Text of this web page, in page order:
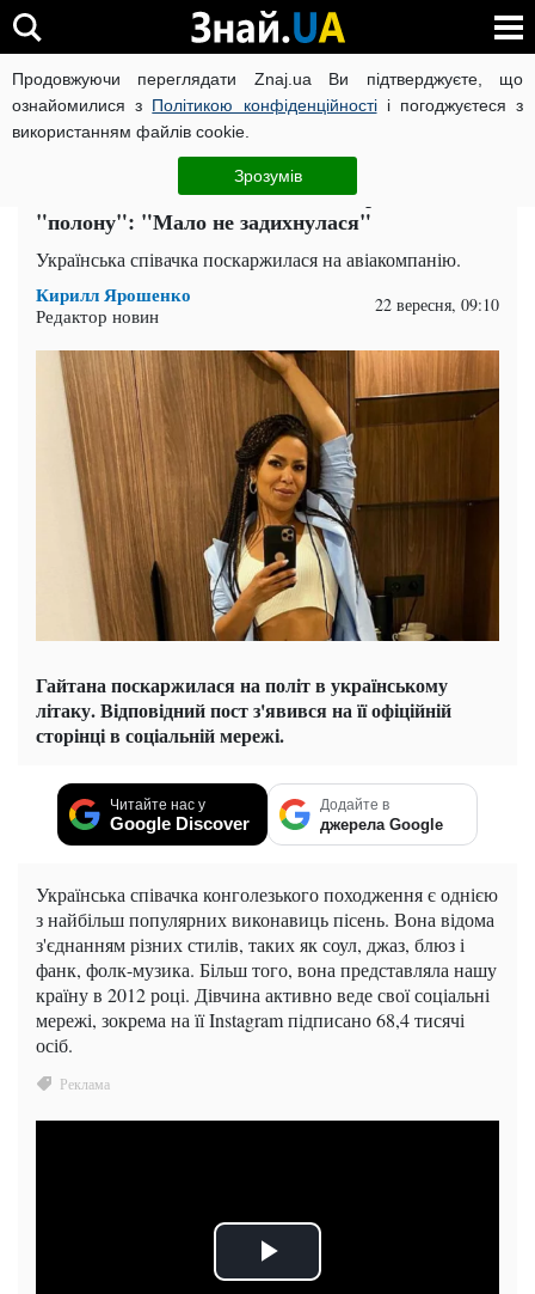
Продовжуючи переглядати Znaj.ua Ви підтверджуєте, що
ознайомилися з Політикою конфіденційностіі погоджуєтеся з
використанням файлів cookie.
Зрозумів
ВІЙНА РОСІЇ ПРОТИ УКРАЇНИ КОРОНАВІРУС В УКРАЇНІ
Івано-Франківськ ЧИТАТЬ НА РУССКОМ
Співачка Гайтана ошелешила подробицями з
"полону": "Мало не задихнулася"
Українська співачка поскаржилася на авіакомпанію.
Кирилл Ярошенко
Редактор новин 22 вересня, 09:10
Гайтана поскаржилася на політ в українському
літаку. Відповідний пост з'явився на її офіційній
сторінці в соціальній мережі.
Читайте нас у
Google Discover
Додайте в
джерела Google
Українська співачка конголезького походження є однією
з найбільш популярних виконавиць пісень. Вона відома
з'єднанням різних стилів, таких як соул, джаз, блюз і
фанк, фолк-музика. Більш того, вона представляла нашу
країну в 2012 році. Дівчина активно веде свої соціальні
мережі, зокрема на її Instagram підписано 68,4 тисячі
осіб.